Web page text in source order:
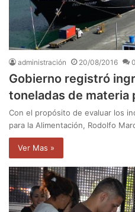
administración 20/08/2016 0
Gobierno registró
toneladas de materia
Con el propósito de evaluar los
para la Alimentación, Rodolfo
Ver Mas »